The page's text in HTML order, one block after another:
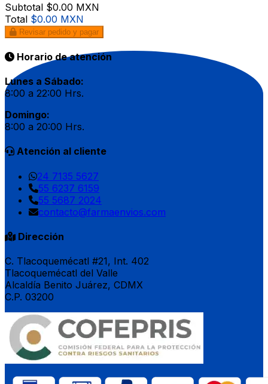
Subtotal $0.00 MXN
Total $0.00 MXN
Revisar pedido y pagar
Horario de atención
Lunes a Sábado:
8:00 a 22:00 Hrs.
Domingo:
8:00 a 20:00 Hrs.
Atención al cliente
24 7135 5627
55 6237 6159
55 5687 2024
contacto@farmaenvios.com
Dirección
C. Tlacoquemécatl #21, Int. 402
Tlacoquemécatl del Valle
Alcaldía Benito Juárez, CDMX
C.P. 03200